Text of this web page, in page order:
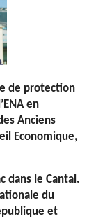
de protection
en
Anciens
Economique,
dans le Cantal.
du
et